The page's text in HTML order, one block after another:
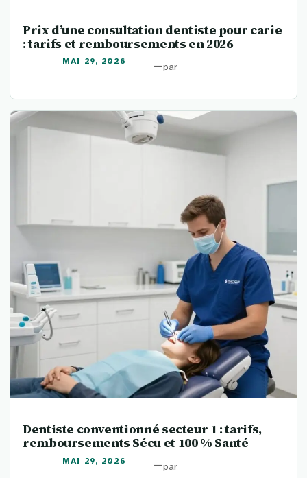
Prix d’une consultation dentiste pour carie
: tarifs et remboursements en 2026
MAI 29, 2026 —par
Dentiste conventionné secteur 1 : tarifs,
remboursements Sécu et 100 % Santé
MAI 29, 2026 —par